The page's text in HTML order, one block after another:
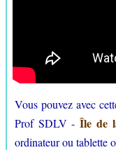
Vous pouvez avec
Prof SDLV -Île de
ordinateur ou tablette